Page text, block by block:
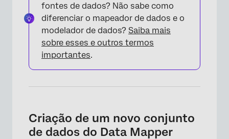
fontes de dados? Não sabe como
diferenciar o mapeador de dados e o
modelador de dados? Saiba mais
sobre esses e outros termos
importantes.
Criação de um novo conjunto
de dados do Data Mapper